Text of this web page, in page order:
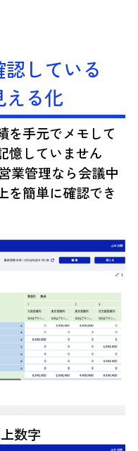
している
える化
を手元でメモして
憶していません
業管理なら会議中
を簡単に確認でき
数字